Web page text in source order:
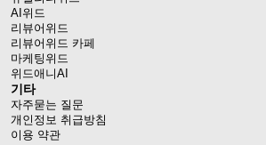
AI위드
리뷰어위드
리뷰어위드 카페
마케팅위드
위드애니AI
기타
자주묻는 질문
개인정보 취급방침
이용 약관